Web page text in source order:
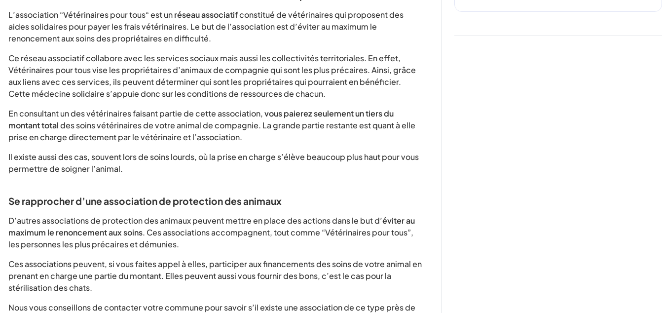
L’association “Vétérinaires pour tous“ est unréseau associatifconstitué de vétérinaires qui proposent des
aides solidaires pour payer les frais vétérinaires. Le but de l’association est d’éviter au maximum le
renoncement aux soins des propriétaires en difficulté.
Ce réseau associatif collabore avec les services sociaux mais aussi les collectivités territoriales. En effet,
Vétérinaires pour tous vise les propriétaires d’animaux de compagnie qui sont les plus précaires. Ainsi, grâce
aux liens avec ces services, ils peuvent déterminer qui sont les propriétaires qui pourraient en bénéficier.
Cette médecine solidaire s’appuie donc sur les conditions de ressources de chacun.
En consultant un des vétérinaires faisant partie de cette association,vous paierez seulement un tiers du
montant totaldes soins vétérinaires de votre animal de compagnie. La grande partie restante est quant à elle
prise en charge directement par le vétérinaire et l’association.
Il existe aussi des cas, souvent lors de soins lourds, où la prise en charge s’élève beaucoup plus haut pour vous
permettre de soigner l’animal.
Se rapprocher d’une association de protection des animaux
D’autres associations de protection des animaux peuvent mettre en place des actions dans le but d’éviter au
maximum le renoncement aux soins. Ces associations accompagnent, tout comme “Vétérinaires pour tous”,
les personnes les plus précaires et démunies.
Ces associations peuvent, si vous faites appel à elles, participer aux financements des soins de votre animal en
prenant en charge une partie du montant. Elles peuvent aussi vous fournir des bons, c’est le cas pour la
stérilisation des chats.
Nous vous conseillons de contacter votre commune pour savoir s’il existe une association de ce type près de